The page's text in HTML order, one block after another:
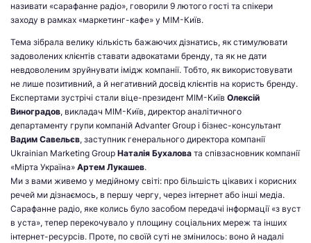
називати «сарафанне радіо», говорили 9 лютого гості та спікери
заходу в рамках «маркетинг-кафе» у МІМ-Київ.
Тема зібрала велику кількість бажаючих дізнатись, як стимулювати
задоволених клієнтів ставати адвокатами бренду, та як не дати
невдоволеним зруйнувати імідж компанії. Тобто, як використовувати
не лише позитивний, а й негативний досвід клієнтів на користь бренду.
Експертами зустрічі стали віце-президент МІМ-Київ Олексій
Виноградов, викладач МІМ-Київ, директор аналітичного
департаменту групи компаній Advanter Group і бізнес-консультант
Вадим Савельєв, заступник генерального директора компанії
Ukrainian Marketing Group Наталія Бухалова та співзасновник компанії
«Мірта Україна» Артем Лукашев.
Ми з вами живемо у медійному світі: про більшість цікавих і корисних
речей ми дізнаємось, в першу чергу, через інтернет або інші медіа.
Сарафанне радіо, яке колись було засобом передачі інформації «з вуст
в уста», тепер перекочувало у площину соціальних мереж та інших
інтернет-ресурсів. Проте, по своїй суті не змінилось: воно й надалі